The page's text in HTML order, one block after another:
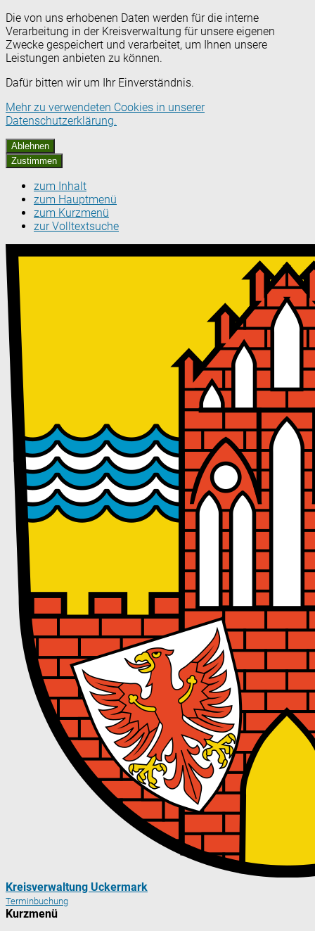
Die von uns erhobenen Daten werden für die interne
Verarbeitung in der Kreisverwaltung für unsere eigenen
Zwecke gespeichert und verarbeitet, um Ihnen unsere
Leistungen anbieten zu können.
Dafür bitten wir um Ihr Einverständnis.
Mehr zu verwendeten Cookies in unserer
Datenschutzerklärung.
Ablehnen
Zustimmen
zum Inhalt
zum Hauptmenü
zum Kurzmenü
zur Volltextsuche
Kreisverwaltung Uckermark
Terminbuchung
Kurzmenü